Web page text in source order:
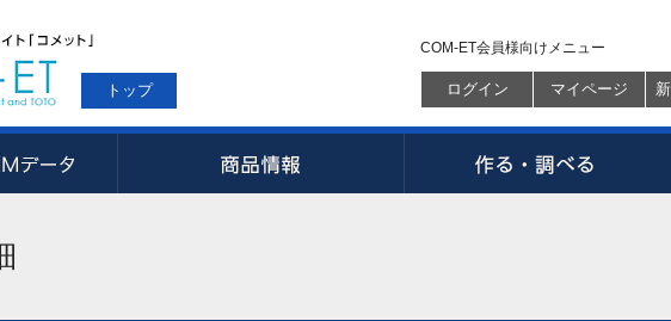
トップ
COM-ET会員様向けメニュー
ログイン マイページ